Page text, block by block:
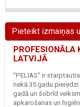
Pieteikt izmaiņas
PROFESIONĀLA
LATVIJĀ
"PELIAS" ir
nekā 35 gadu
gadā un šobrīd
apkarošanas un